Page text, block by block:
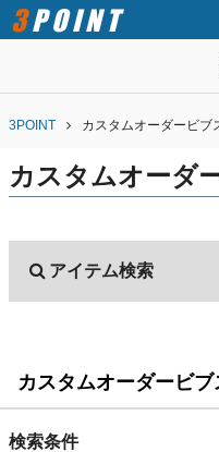
3POINT
3POINT カスタムオーダービブ
カスタムオーダ
アイテム検索
カスタムオーダービブ
検索条件